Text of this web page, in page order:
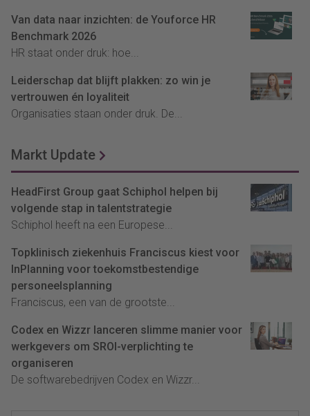
Van data naar inzichten: de Youforce HR
Benchmark 2026
HR staat onder druk: hoe...
Leiderschap dat blijft plakken: zo win je
vertrouwen én loyaliteit
Organisaties staan onder druk. De...
Markt Update
HeadFirst Group gaat Schiphol helpen bij
volgende stap in talentstrategie
Schiphol heeft na een Europese...
Topklinisch ziekenhuis Franciscus kiest voor
InPlanning voor toekomstbestendige
personeelsplanning
Franciscus, een van de grootste...
Codex en Wizzr lanceren slimme manier voor
werkgevers om SROI-verplichting te
organiseren
De softwarebedrijven Codex en Wizzr...